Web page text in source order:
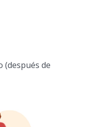
(después de